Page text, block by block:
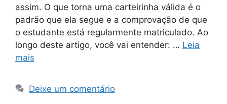
assim. O que torna uma carteirinha válida é o
padrão que ela segue e a comprovação de que
o estudante está regularmente matriculado. Ao
longo deste artigo, você vai entender: … Leia
mais
Deixe um comentário